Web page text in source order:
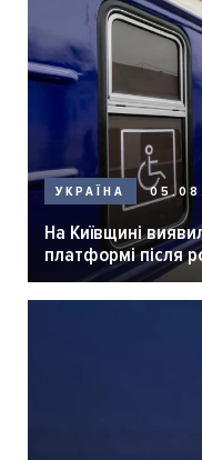
УКРАЇНА
На Київщині
платформі після